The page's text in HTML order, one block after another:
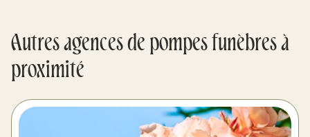
Autres agences de pompes funèbres à
proximité